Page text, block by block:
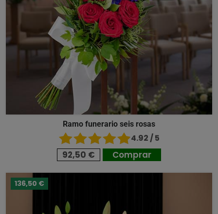
Ramo funerario seis rosas
4.92 / 5
92,50 € Comprar
136,50 €